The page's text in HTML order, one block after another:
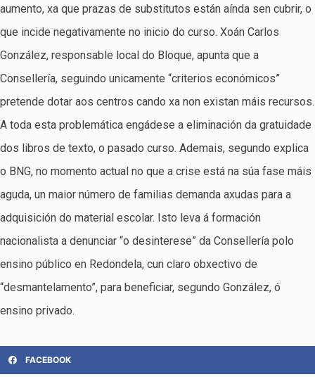
aumento, xa que prazas de substitutos están aínda sen cubrir, o
que incide negativamente no inicio do curso. Xoán Carlos
González, responsable local do Bloque, apunta que a
Consellería, seguindo unicamente “criterios económicos”
pretende dotar aos centros cando xa non existan máis recursos.
A toda esta problemática engádese a eliminación da gratuidade
dos libros de texto, o pasado curso. Ademais, segundo explica
o BNG, no momento actual no que a crise está na súa fase máis
aguda, un maior número de familias demanda axudas para a
adquisición do material escolar. Isto leva á formación
nacionalista a denunciar “o desinterese” da Consellería polo
ensino público en Redondela, cun claro obxectivo de
“desmantelamento”, para beneficiar, segundo González, ó
ensino privado.
FACEBOOK